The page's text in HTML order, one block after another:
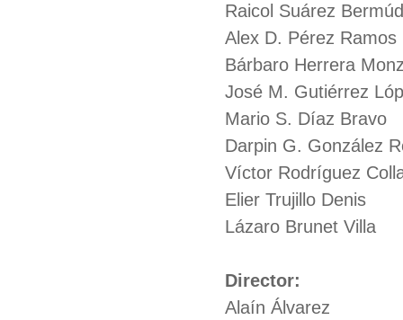
Raicol Suárez
Alex D. Pérez Ramos
Bárbaro Herrera
José M. Gutiérrez
Mario S. Díaz Bravo
Darpin G. González
Víctor Rodríguez
Elier Trujillo Denis
Lázaro Brunet Villa
Director:
Alaín Álvarez